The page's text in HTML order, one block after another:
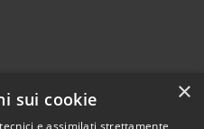
×
sui cookie
e assimilati strettamente